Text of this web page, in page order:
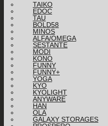
TAIKO
EDOC
TAU
BOLD58
MINOS
ALFA/OMEGA
SESTANTE
MODI
KONO
FUNNY
FUNNY+
YOGA
KYO
KYOLIGHT
ANYWARE
HAN
OLA
GALAXY STORAGES